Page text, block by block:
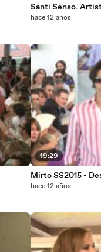
Santi Senso.
hace 12 años
19:29
Mirto SS2015 -
hace 12 años